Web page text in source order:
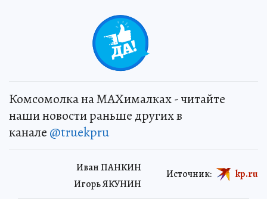
Комсомолка на MAXималках - читайте
наши новости раньше других в
канале @truekpru
Иван ПАНКИН
Игорь ЯКУНИН
Источник: kp.ru